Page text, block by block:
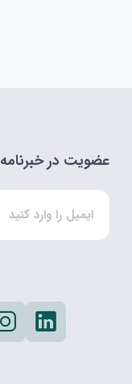
عضویت در خبرنامه